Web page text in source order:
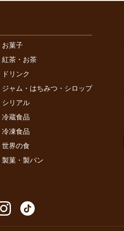
お菓子
紅茶・お茶
ドリンク
ジャム・はちみつ・シロップ
シリアル
冷蔵食品
冷凍食品
世界の食
製菓・製パン